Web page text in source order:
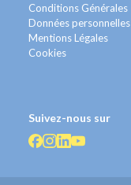
Conditions Générales
Données personnelles
Mentions Légales
Cookies
Suivez-nous sur